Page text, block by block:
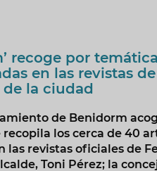
recoge por
en las revistas
la ciudad
de Benidorm
recopila los cerca de 40
las revistas oficiales de
Toni Pérez; la